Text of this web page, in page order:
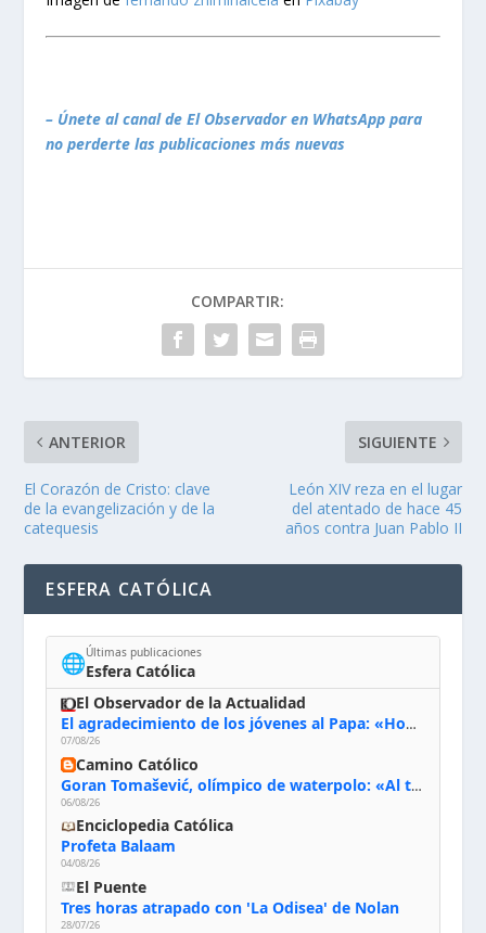
– Únete al canal de El Observador en WhatsApp para
no perderte las publicaciones más nuevas
COMPARTIR:
ANTERIOR
El Corazón de Cristo: clave
de la evangelización y de la
catequesis
SIGUIENTE
León XIV reza en el lugar
del atentado de hace 45
años contra Juan Pablo II
ESFERA CATÓLICA
🌐Últimas publicaciones
Esfera Católica
El Observador de la Actualidad
El agradecimiento de los jóvenes al Papa: «Hoy nos sentimos Iglesia»
07/08/26
Camino Católico
Goran Tomašević, olímpico de waterpolo: «Al terminar el Camino de Santiago entregué mi vida a Cristo; hablé con Dios y le dije: ‘Estoy listo; estoy a tu servicio. Puedo llevar lo que sea necesario para ti’»
06/08/26
Enciclopedia Católica
Profeta Balaam
04/08/26
El Puente
Tres horas atrapado con 'La Odisea' de Nolan
28/07/26